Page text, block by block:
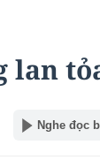
lan
Nghe đọc